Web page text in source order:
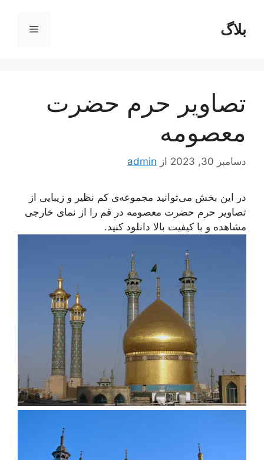
محتوابلاگ فهرست
تصاویر حرم حضرت
معصومه
دسامبر 30, 2023 از admin
در این بخش می‌توانید مجموعه‌‌ی کم نظیر و زیبایی از
تصاویر حرم حضرت معصومه در قم را از نمای خارجی
مشاهده و با کیفیت بالا دانلود کنید.